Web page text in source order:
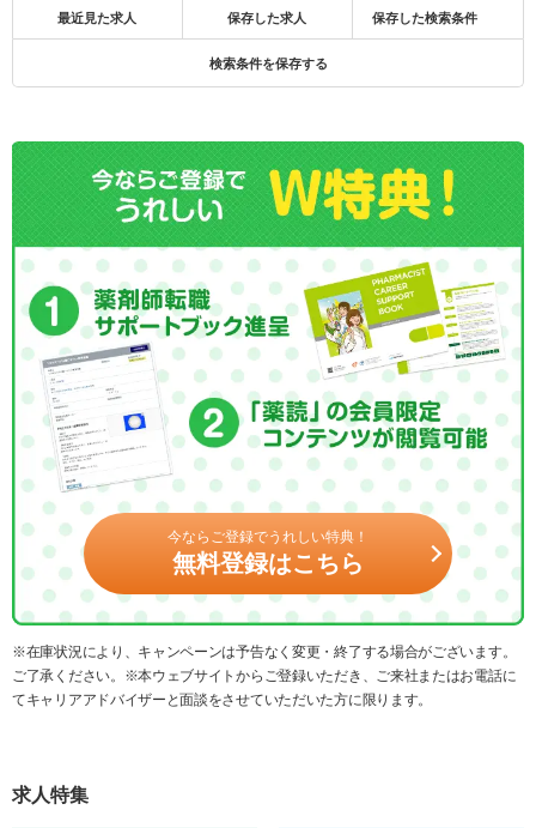
最近見た求人 保存した求人 保存した検索条件
検索条件を保存する
今ならご登録でうれしい特典！
無料登録はこちら
※在庫状況により、キャンペーンは予告なく変更・終了する場合がございます。
ご了承ください。※本ウェブサイトからご登録いただき、ご来社またはお電話に
てキャリアアドバイザーと面談をさせていただいた方に限ります。
求人特集